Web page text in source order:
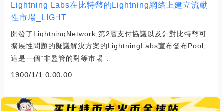
Lightning Labs在比特幣的Lightning網絡上建立流動
性市場_LIGHT
開發了LightningNetwork,第2層支付協議以及針對比特幣可
擴展性問題的擬議解決方案的LightningLabs宣布發布Pool,
這是一個“非監管的對等市場”.
1900/1/1 0:00:00